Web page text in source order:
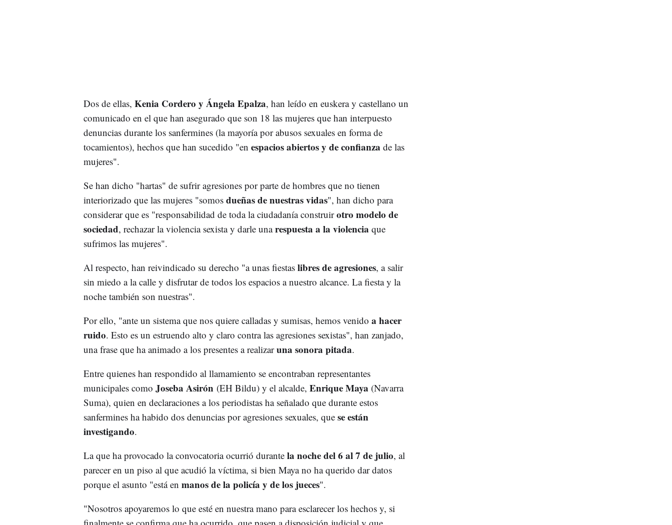
Dos de ellas, Kenia Cordero y Ángela Epalza, han leído en euskera y castellano un
comunicado en el que han asegurado que son 18 las mujeres que han interpuesto
denuncias durante los sanfermines (la mayoría por abusos sexuales en forma de
tocamientos), hechos que han sucedido "en espacios abiertos y de confianza de las
mujeres".
Se han dicho "hartas" de sufrir agresiones por parte de hombres que no tienen
interiorizado que las mujeres "somos dueñas de nuestras vidas", han dicho para
considerar que es "responsabilidad de toda la ciudadanía construirotro modelo de
sociedad, rechazar la violencia sexista y darle unarespuesta a la violencia que
sufrimos las mujeres".
Al respecto, han reivindicado su derecho "a unas fiestas libres de agresiones, a salir
sin miedo a la calle y disfrutar de todos los espacios a nuestro alcance. La fiesta y la
noche también son nuestras".
Por ello, "ante un sistema que nos quiere calladas y sumisas, hemos venido a hacer
ruido. Esto es un estruendo alto y claro contra las agresiones sexistas", han zanjado,
una frase que ha animado a los presentes a realizaruna sonora pitada.
Entre quienes han respondido al llamamiento se encontraban representantes
municipales como Joseba Asirón (EH Bildu) y el alcalde, Enrique Maya (Navarra
Suma), quien en declaraciones a los periodistas ha señalado que durante estos
sanfermines ha habido dos denuncias por agresiones sexuales, quese están
investigando.
La que ha provocado la convocatoria ocurrió durante la noche del 6 al 7 de julio, al
parecer en un piso al que acudió la víctima, si bien Maya no ha querido dar datos
porque el asunto "está en manos de la policía y de los jueces".
"Nosotros apoyaremos lo que esté en nuestra mano para esclarecer los hechos y, si